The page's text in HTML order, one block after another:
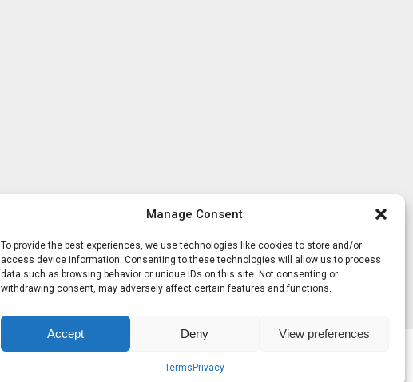
Manage Consent
To provide the best experiences, we use technologies like cookies to store and/or
access device information. Consenting to these technologies will allow us to process
data such as browsing behavior or unique IDs on this site. Not consenting or
withdrawing consent, may adversely affect certain features and functions.
Accept Deny View preferences
Terms Privacy